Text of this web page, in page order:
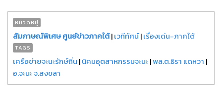
หมวดหมู่
สัมภาษณ์พิเศษ ศูนย์ข่าวภาคใต้|เวทีทัศน์|เรื่องเด่น-ภาคใต้
TAGS
เครือข่ายจะนะรักษ์ถิ่น |นิคมอุตสาหกรรมจะนะ|พล.ต.ธิรา แดหวา |
อ.จะนะ จ.สงขลา